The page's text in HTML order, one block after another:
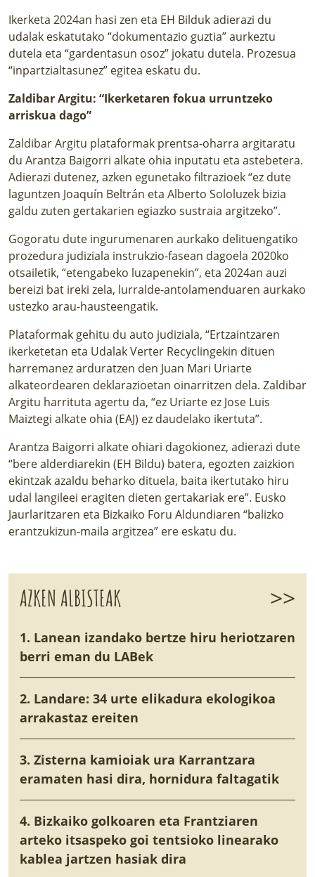
Ikerketa 2024an hasi zen eta EH Bilduk adierazi du
udalak eskatutako “dokumentazio guztia” aurkeztu
dutela eta “gardentasun osoz” jokatu dutela. Prozesua
“inpartzialtasunez” egitea eskatu du.
Zaldibar Argitu: “Ikerketaren fokua urruntzeko
arriskua dago”
Zaldibar Argitu plataformak prentsa-oharra argitaratu
du Arantza Baigorri alkate ohia inputatu eta astebetera.
Adierazi dutenez, azken egunetako filtrazioek “ez dute
laguntzen Joaquín Beltrán eta Alberto Sololuzek bizia
galdu zuten gertakarien egiazko sustraia argitzeko”.
Gogoratu dute ingurumenaren aurkako delituengatiko
prozedura judiziala instrukzio-fasean dagoela 2020ko
otsailetik, “etengabeko luzapenekin”, eta 2024an auzi
bereizi bat ireki zela, lurralde-antolamenduaren aurkako
ustezko arau-hausteengatik.
Plataformak gehitu du auto judiziala, “Ertzaintzaren
ikerketetan eta Udalak Verter Recyclingekin dituen
harremanez arduratzen den Juan Mari Uriarte
alkateordearen deklarazioetan oinarritzen dela. Zaldibar
Argitu harrituta agertu da, “ez Uriarte ez Jose Luis
Maiztegi alkate ohia (EAJ) ez daudelako ikertuta”.
Arantza Baigorri alkate ohiari dagokionez, adierazi dute
“bere alderdiarekin (EH Bildu) batera, egozten zaizkion
ekintzak azaldu beharko dituela, baita ikertutako hiru
udal langileei eragiten dieten gertakariak ere”. Eusko
Jaurlaritzaren eta Bizkaiko Foru Aldundiaren “balizko
erantzukizun-maila argitzea” ere eskatu du.
AZKEN ALBISTEAK >>
1. Lanean izandako bertze hiru heriotzaren
berri eman du LABek
2. Landare: 34 urte elikadura ekologikoa
arrakastaz ereiten
3. Zisterna kamioiak ura Karrantzara
eramaten hasi dira, hornidura faltagatik
4. Bizkaiko golkoaren eta Frantziaren
arteko itsaspeko goi tentsioko linearako
kablea jartzen hasiak dira